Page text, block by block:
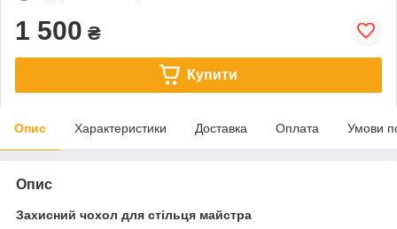
1 500 ₴
Купити
Опис Характеристики Доставка Оплата Умови
Опис
Захисний чохол для стільця майстра